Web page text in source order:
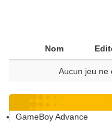
Nom
Aucun jeu ne
GameBoy Advance